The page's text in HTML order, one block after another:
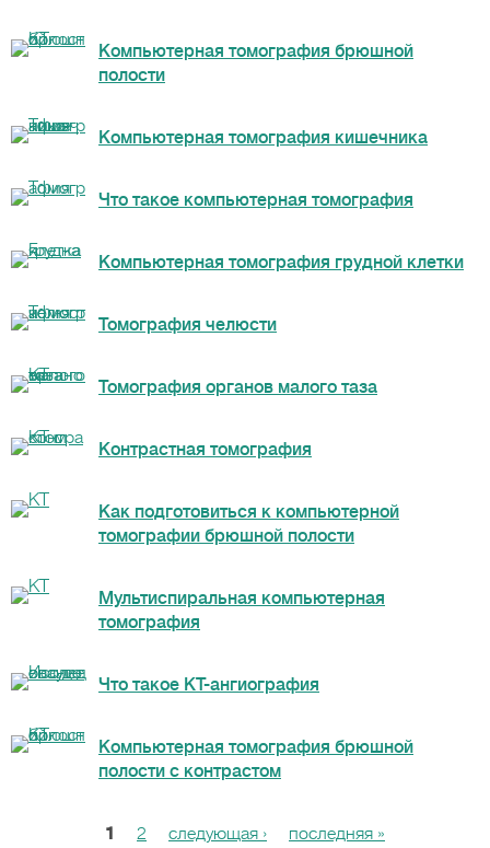
Компьютерная томография брюшной
полости
Компьютерная томография кишечника
Что такое компьютерная томография
Компьютерная томография грудной клетки
Томография челюсти
Томография органов малого таза
Контрастная томография
Как подготовиться к компьютерной
томографии брюшной полости
Мультиспиральная компьютерная
томография
Что такое КТ-ангиография
Компьютерная томография брюшной
полости с контрастом
1 2 следующая › последняя »